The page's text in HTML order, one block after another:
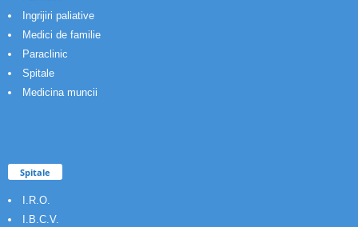
Ingrijiri paliative
Medici de familie
Paraclinic
Spitale
Medicina muncii
Spitale
I.R.O.
I.B.C.V.